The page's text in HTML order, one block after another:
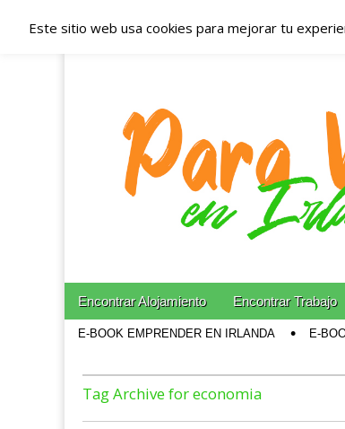
Españoles
Irlanda –
Blog dedicado a los que viven, estudian y
Main menu
Skip to content
Encontrar Alojamiento Encontrar Trabajo
E-BOOK EMPRENDER EN IRLANDA E-
Tag Archive for economia
Este sitio web usa cookies para mejorar tu